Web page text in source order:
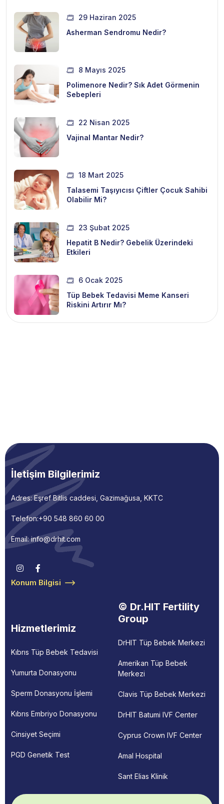
29 Haziran 2025
Asherman Sendromu Nedir?
8 Mayıs 2025
Polimenore Nedir? Sık Adet Görmenin
Sebepleri
22 Nisan 2025
Vajinal Mantar Nedir?
18 Mart 2025
Talasemi Taşıyıcısı Çiftler Çocuk Sahibi
Olabilir Mi?
23 Şubat 2025
Hepatit B Nedir? Gebelik Üzerindeki
Etkileri
6 Ocak 2025
Tüp Bebek Tedavisi Meme Kanseri
Riskini Artırır Mı?
İletişim Bilgilerimiz
Adres: Eşref Bitlis caddesi, Gazimağusa, KKTC
Telefon:+90 548 860 60 00
Email: info@drhit.com
Konum Bilgisi
Hizmetlerimiz
Kıbrıs Tüp Bebek Tedavisi
Yumurta Donasyonu
Sperm Donasyonu İşlemi
Kıbrıs Embriyo Donasyonu
Cinsiyet Seçimi
PGD Genetik Test
© Dr.HIT Fertility
Group
DrHIT Tüp Bebek Merkezi
Amerikan Tüp Bebek
Merkezi
Clavis Tüp Bebek Merkezi
DrHIT Batumi IVF Center
Cyprus Crown IVF Center
Amal Hospital
Sant Elias Klinik